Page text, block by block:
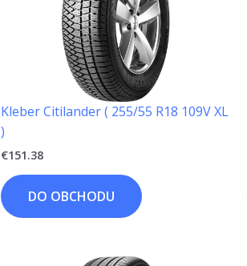
Kleber Citilander ( 255/55 R18 109V XL
)
€151.38
DO OBCHODU